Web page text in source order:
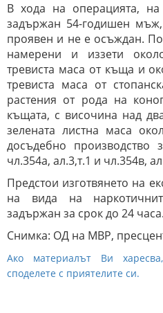
В хода на операцията,
задържан 54-годишен
проявен и не е осъждан.
намерени и иззети
тревиста маса от къща и
тревиста маса от
растения от рода на
къщата, с височина над
зелената листна маса
досъдебно производство
чл.354а, ал.3,т.1 и чл.354в,
Предстои изготвянето на
на вида на
задържан за срок до 24 часа.
Снимка: ОД на МВР,
Ако материалът Ви
споделете с приятелите си.